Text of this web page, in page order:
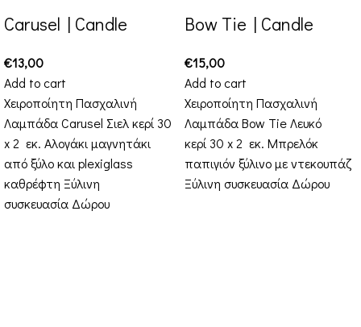
Carusel | Candle
€13,00
Add to cart
Χειροποίητη Πασχαλινή
Λαμπάδα Carusel Σιελ κερί 30
x 2 εκ. Αλογάκι μαγνητάκι
από ξύλο και plexiglass
καθρέφτη Ξύλινη
συσκευασία Δώρου
Bow Tie | Candle
€15,00
Add to cart
Χειροποίητη Πασχαλινή
Λαμπάδα Bow Tie Λευκό
κερί 30 x 2 εκ. Μπρελόκ
παπιγιόν ξύλινο με ντεκουπάζ
Ξύλινη συσκευασία Δώρου